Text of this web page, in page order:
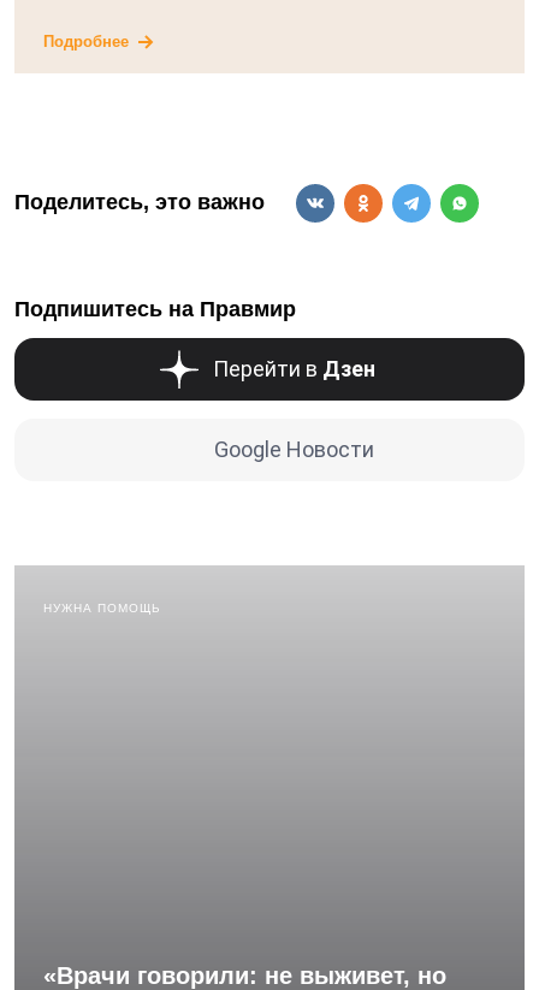
Подробнее
Поделитесь, это важно
Подпишитесь на Правмир
Перейти в Дзен
Google Новости
НУЖНА ПОМОЩЬ
«Врачи говорили: не выживет, но